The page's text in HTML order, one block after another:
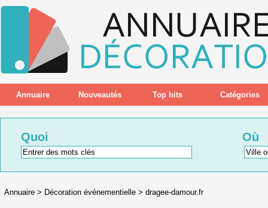
Annuaire Nouveautés Top hits Catégories
Quoi Où
Annuaire > Décoration événementielle > dragee-damour.fr